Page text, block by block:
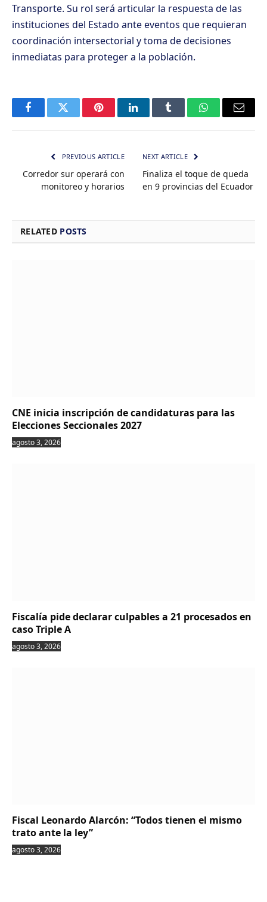
Transporte. Su rol será articular la respuesta de las
instituciones del Estado ante eventos que requieran
coordinación intersectorial y toma de decisiones
inmediatas para proteger a la población.
FacebookTwitter PinterestLinkedInTumblr WhatsAppEmail
PREVIOUS ARTICLE
Corredor sur operará con
monitoreo y horarios
NEXT ARTICLE
Finaliza el toque de queda
en 9 provincias del Ecuador
RELATED POSTS
CNE inicia inscripción de candidaturas para las
Elecciones Seccionales 2027
agosto 3, 2026
Fiscalía pide declarar culpables a 21 procesados en
caso Triple A
agosto 3, 2026
Fiscal Leonardo Alarcón: “Todos tienen el mismo
trato ante la ley”
agosto 3, 2026